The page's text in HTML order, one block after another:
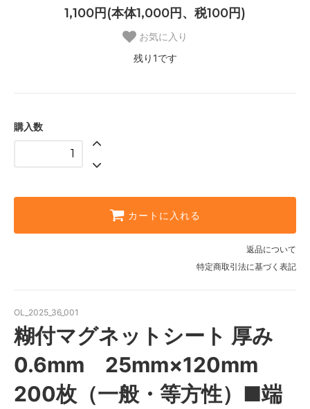
1,100円(本体1,000円、税100円)
お気に入り
残り1です
購入数
カートに入れる
返品について
特定商取引法に基づく表記
OL_2025_36_001
糊付マグネットシート 厚み
0.6mm 25mm×120mm
200枚（一般・等方性）■端